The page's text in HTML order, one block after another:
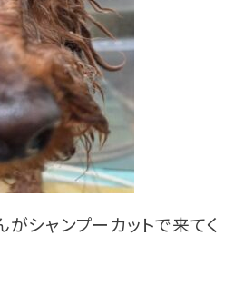
シャンプーカットで来てく